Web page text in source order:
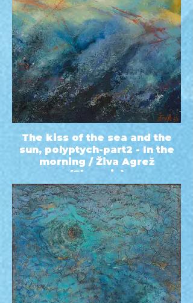
The kiss of the sea and the
sun, polyptych-part2 - In the
morning / Živa Agrež
(Slovenia)
60x60 - 1415 EUR - Acrylic - 2022 -